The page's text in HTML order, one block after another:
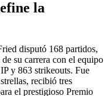
la
disputó 168 partidos,
su carrera con el equipo
y 863 strikeouts. Fue
recibió tres
el prestigioso Premio